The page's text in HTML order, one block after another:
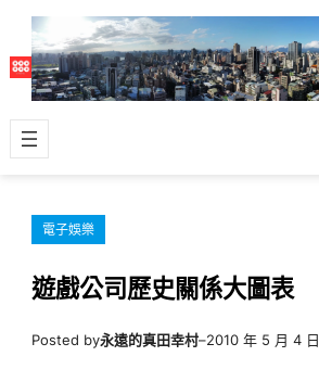
主
容
電子娛樂
遊戲公司歷史關係大圖表
Posted by永遠的真田幸村–2010 年 5 月 4 日